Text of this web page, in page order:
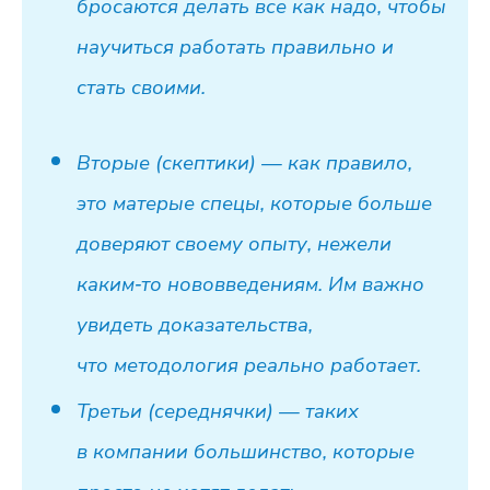
бросаются делать все как надо, чтобы
научиться работать правильно и
стать своими.
Вторые (скептики) — как правило,
это матерые спецы, которые больше
доверяют своему опыту, нежели
каким‑то нововведениям. Им важно
увидеть доказательства,
что методология реально работает.
Третьи (середнячки) — таких
в компании большинство, которые